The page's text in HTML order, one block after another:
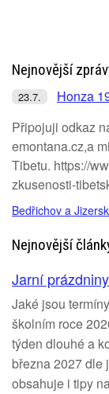
Nejnovější
23.7. Honza
Připojuji odkaz
emontana.cz,a
Tibetu. https://
zkusenosti-
Bedřichov a
Nejnovější
Jarní
Jaké jsou
školním roce
týden dlouhé a
března 2027 dle
obsahuje i tipy